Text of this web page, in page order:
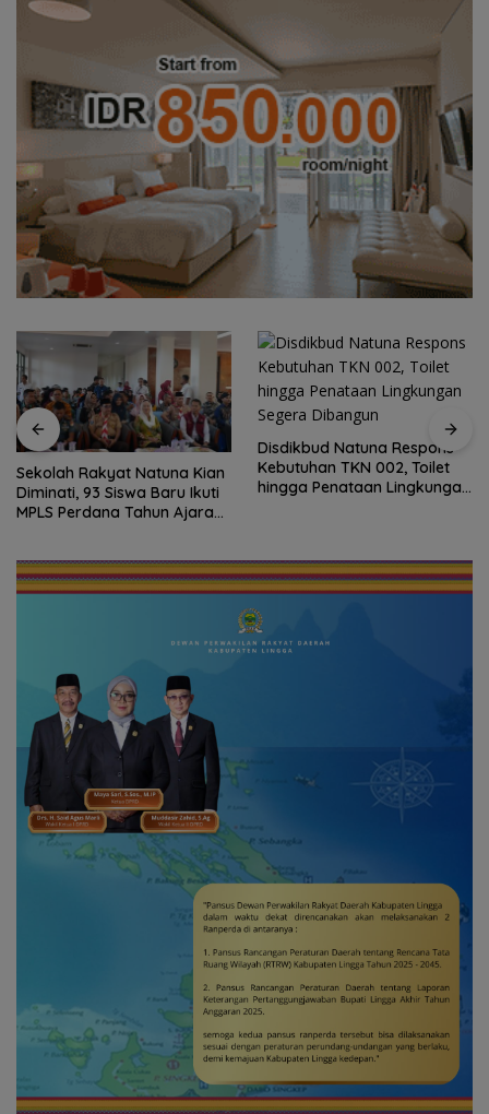
Sekolah Rakyat Natuna Kian
Diminati, 93 Siswa Baru Ikuti
MPLS Perdana Tahun Ajaran
Disdikbud Natuna Respons
Kebutuhan TKN 002, Toilet
hingga Penataan Lingkungan